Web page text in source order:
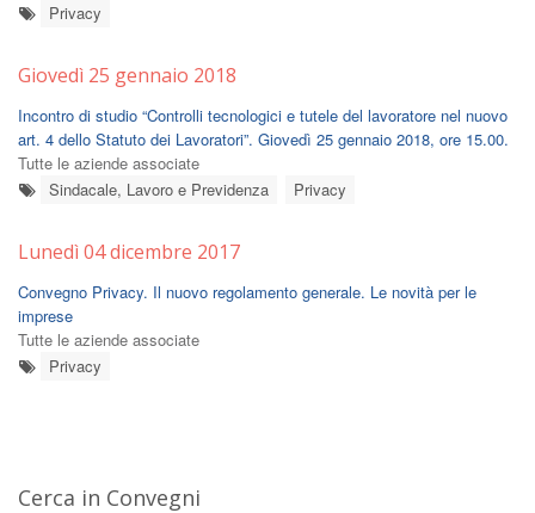
Privacy
Giovedì 25 gennaio 2018
Incontro di studio “Controlli tecnologici e tutele del lavoratore nel nuovo
art. 4 dello Statuto dei Lavoratori”. Giovedì 25 gennaio 2018, ore 15.00.
Tutte le aziende associate
Sindacale, Lavoro e Previdenza
Privacy
Lunedì 04 dicembre 2017
Convegno Privacy. Il nuovo regolamento generale. Le novità per le
imprese
Tutte le aziende associate
Privacy
Cerca in Convegni